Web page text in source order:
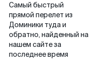
Самый быстрый
прямой перелет из
Доминики туда и
обратно, найденный на
нашем сайте за
последнее время